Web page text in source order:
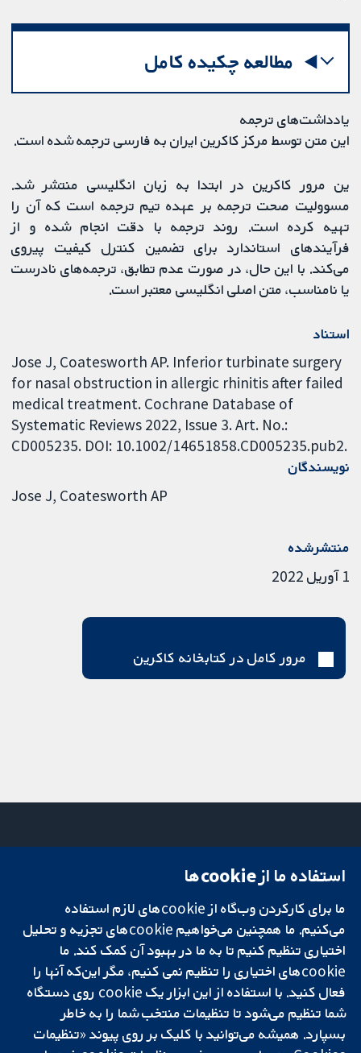
مطالعه چکیده کامل
یادداشت‌های ترجمه
این متن توسط مرکز کاکرین ایران به فارسی ترجمه شده است.
ین مرور کاکرین در ابتدا به زبان انگلیسی منتشر شد.
مسوولیت صحت ترجمه بر عهده تیم ترجمه است که آن را
تهیه کرده است. روند ترجمه با دقت انجام شده و از
فرآیندهای استاندارد برای تضمین کنترل کیفیت پیروی
می‌کند. با این حال، در صورت عدم تطابق، ترجمه‌های نادرست
یا نامناسب، متن اصلی انگلیسی معتبر است.
استناد
Jose J, Coatesworth AP. Inferior turbinate surgery
for nasal obstruction in allergic rhinitis after failed
medical treatment. Cochrane Database of
Systematic Reviews 2022, Issue 3. Art. No.:
CD005235. DOI: 10.1002/14651858.CD005235.pub2.
نویسندگان
Jose J Coatesworth AP
منتشرشده
1 آوریل 2022
مرور کامل در کتابخانه کاکرین
تحقیقات قابل
اعتماد.
تصمیم‌گیری آگاهانه.
سلامت بهتر.
میدان کاوندیش
لندن
W1G 0AN
بریتانیا
دفتر رسانه‌ای
درباره ما
فرصت‌های
شغلی
Cochrane
Library
استفاده ما از cookie‌ها
ما برای کارکردن وب‌گاه از cookie‌های لازم استفاده
می‌کنیم. ما همچنین می‌خواهیم cookie‌های تجزیه و تحلیل
اختیاری تنظیم کنیم تا به ما در بهبود آن کمک کند. ما
cookie‌های اختیاری را تنظیم نمی کنیم، مگر این‌که آنها را
فعال کنید. با استفاده از این ابزار یک cookie‌ روی دستگاه
شما تنظیم می‌شود تا تنظیمات منتخب شما را به خاطر
بسپارد. همیشه می‌توانید با کلیک بر روی پیوند «تنظیمات